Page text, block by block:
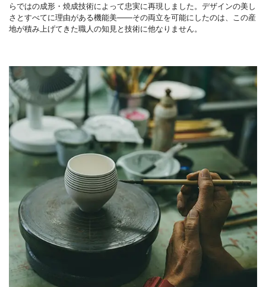
らではの成形・焼成技術によって忠実に再現しました。デザインの美し
さとすべてに理由がある機能美――その両立を可能にしたのは、この産
地が積み上げてきた職人の知見と技術に他なりません。